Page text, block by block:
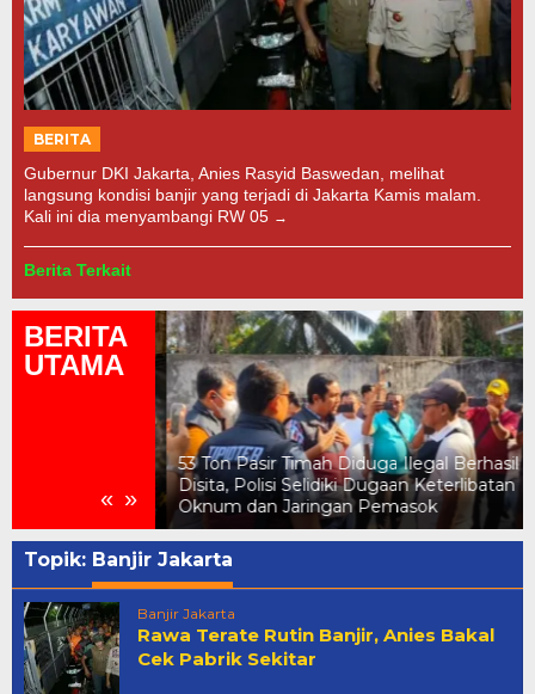
BERITA
Gubernur DKI Jakarta, Anies Rasyid Baswedan, melihat
langsung kondisi banjir yang terjadi di Jakarta Kamis malam.
Kali ini dia menyambangi RW 05
Berita Terkait
BERITA
UTAMA
« »
53 Ton Pasir Timah Diduga Ilegal Berhasil
Disita, Polisi Selidiki Dugaan Keterlibatan
Oknum dan Jaringan Pemasok
Topik: Banjir Jakarta
Banjir Jakarta
Rawa Terate Rutin Banjir, Anies Bakal
Cek Pabrik Sekitar